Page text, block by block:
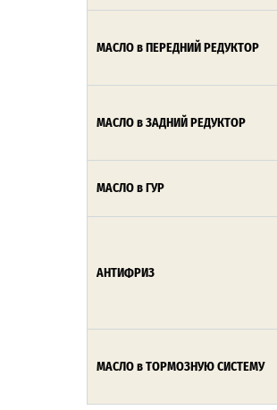
МАСЛО в ПЕРЕДНИЙ РЕДУКТОР
МАСЛО в ЗАДНИЙ РЕДУКТОР
МАСЛО в ГУР
АНТИФРИЗ
МАСЛО в ТОРМОЗНУЮ СИСТЕМУ